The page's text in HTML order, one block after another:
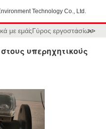
Technology Co., Ltd.
με εμάςΓύρος εργοστασίων
>>
υπερηχητικούς